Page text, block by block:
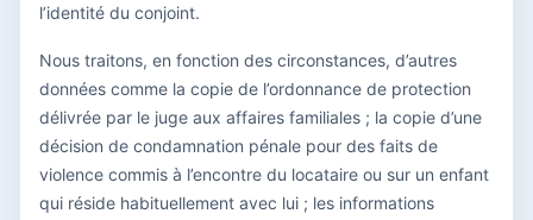
l’identité du conjoint.
Nous traitons, en fonction des circonstances, d’autres
données comme la copie de l’ordonnance de protection
délivrée par le juge aux affaires familiales ; la copie d’une
décision de condamnation pénale pour des faits de
violence commis à l’encontre du locataire ou sur un enfant
qui réside habituellement avec lui ; les informations